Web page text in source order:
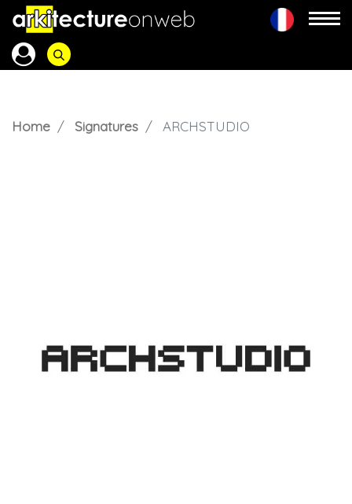
Home Signatures ARCHSTUDIO